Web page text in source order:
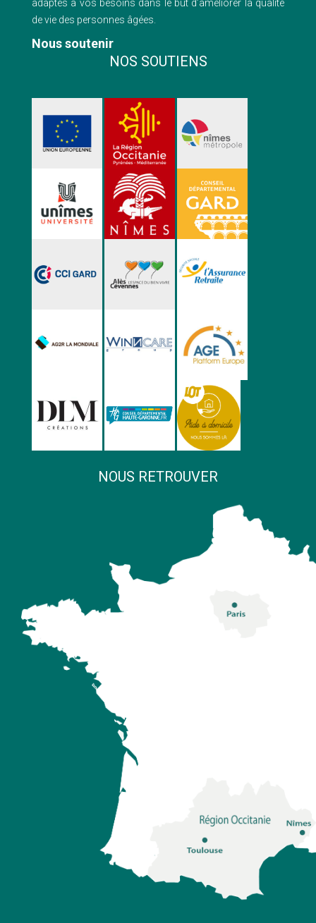
adaptés à vos besoins dans le but d’améliorer la qualité
de vie des personnes âgées.
Nous soutenir
NOS SOUTIENS
NOUS RETROUVER